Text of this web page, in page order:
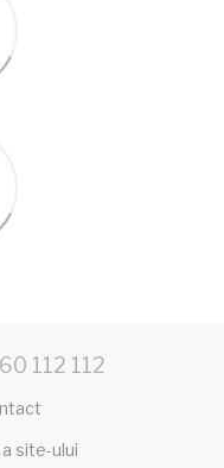
112 112
site-ului